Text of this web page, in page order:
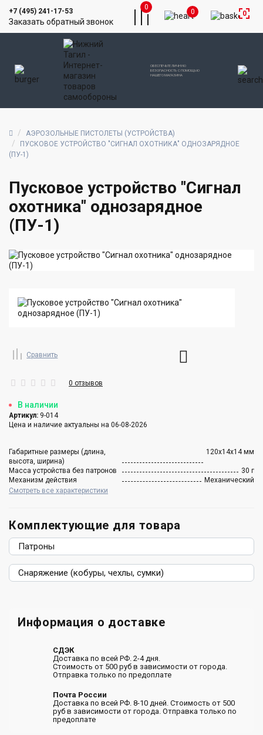
+7 (495) 241-17-53
Заказать обратный звонок
ОБЕСПЕЧЬТЕ ЛИЧНУЮ
БЕЗОПАСНОСТЬ С ПОМОЩЬЮ
НАШЕГО МАГАЗИНА
0
0 0
АЭРОЗОЛЬНЫЕ ПИСТОЛЕТЫ (УСТРОЙСТВА)
ПУСКОВОЕ УСТРОЙСТВО "СИГНАЛ ОХОТНИКА" ОДНОЗАРЯДНОЕ
(ПУ-1)
Пусковое устройство "Сигнал
охотника" однозарядное
(ПУ-1)
Сравнить
0 отзывов
В наличии
Артикул: 9-014
Цена и наличие актуальны на 06-08-2026
Габаритные размеры (длина,
высота, ширина)
120х14х14 мм
Масса устройства без патронов
30 г
Механизм действия
Механический
Смотреть все характеристики
Комплектующие для товара
Патроны
Снаряжение (кобуры, чехлы, сумки)
Информация о доставке
СДЭК
Доставка по всей РФ. 2-4 дня.
Стоимость от 500 руб в зависимости от города.
Отправка только по предоплате
Почта России
Доставка по всей РФ. 8-10 дней. Стоимость от 500
руб в зависимости от города. Отправка только по
предоплате